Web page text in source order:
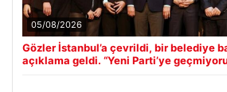
05/08/2026
Gözler İstanbul’a çevrildi, bir belediye
açıklama geldi. “Yeni Parti’ye